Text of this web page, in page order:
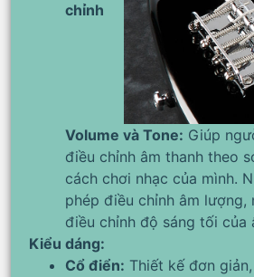
chỉnh
Volume và Tone: Giúp
điều chỉnh âm thanh theo
cách chơi nhạc của mình.
phép điều chỉnh âm lượng,
điều chỉnh độ sáng tối của
Kiểu dáng:
Cổ điển: Thiết kế đơn